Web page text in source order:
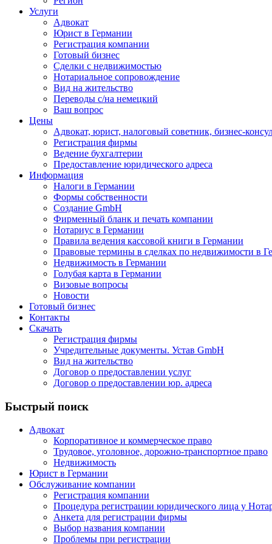
Услуги
Адвокат
Юрист в Германии
Регистрация компании
Готовый бизнес
Сделки с недвижимостью
Нотариальное сопровождение
Вид на жительство
Переводы с/на немецкий
Ваш вопрос
Цены
Адвокат, юрист, налоговый советник, бизнес-
Регистрация фирмы
Ведение бухгалтерии
Предоставление юридического адреса
Информация
Налоги в Германии
Формы собственности
Создание GmbH
Фирменный бланк и печать компании
Нотариус в Германии
Правила ведения кассовой книги в Германии
Правовые термины в сделках по недвижимости в
Недвижимость в Германии
Голубая карта в Германии
Визовые вопросы
Новости
Готовый бизнес
Контакты
Скачать
Регистрация фирмы
Учредительные документы. Устав GmbH
Вид на жительство
Договор о предоставлении услуг
Договор о предоставлении юр. адреса
Быстрый поиск
Адвокат
Корпоративное и коммерческое право
Трудовое, уголовное, дорожно-транспортное право
Недвижимость
Юрист в Германии
Обслуживание компании
Регистрация компании
Процедура регистрации юридического лица у
Анкета для регистрации фирмы
Выбор названия компании
Проблемы при регистрации